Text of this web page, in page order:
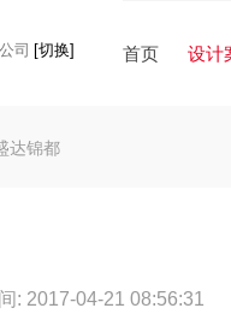
司 [切换] 首页 设计
达锦都
2017-04-21 08:56:31